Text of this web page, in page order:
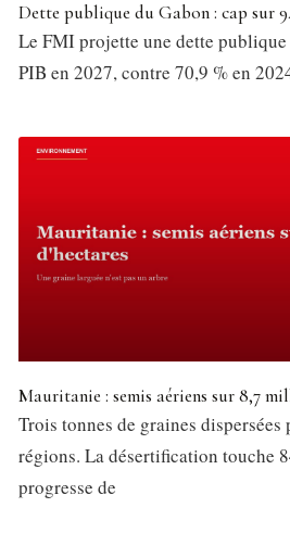
Dette publique du Gabon : cap sur
Le FMI projette une dette publique
PIB en 2027, contre 70,9 % en
Mauritanie : semis aériens sur 8,7
Trois tonnes de graines
régions. La désertification touche
progresse de